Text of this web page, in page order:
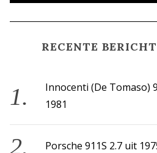
o
RECENTE
Innocenti (De Tomaso)
1981
Porsche 911S 2.7 uit